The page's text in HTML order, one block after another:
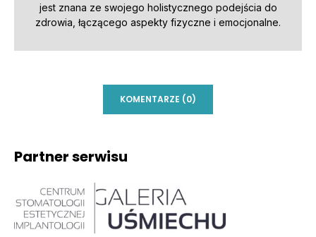
jest znana ze swojego holistycznego podejścia do
zdrowia, łączącego aspekty fizyczne i emocjonalne.
KOMENTARZE (0)
Partner serwisu